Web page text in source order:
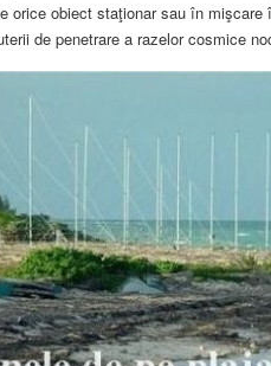
orice obiect staţionar sau în
de penetrare a razelor cosmice